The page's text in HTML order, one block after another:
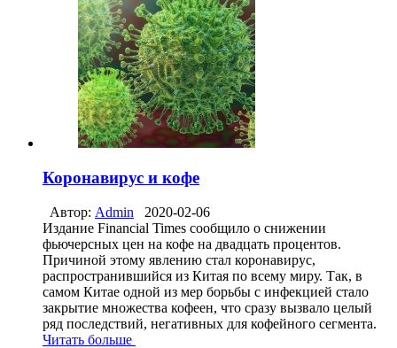
Коронавирус и кофе
Автор: Admin
2020-02-06
Издание Financial Times сообщило о снижении
фьючерсных цен на кофе на двадцать процентов.
Причиной этому явлению стал коронавирус,
распространившийся из Китая по всему миру. Так, в
самом Китае одной из мер борьбы с инфекцией стало
закрытие множества кофеен, что сразу вызвало целый
ряд последствий, негативных для кофейного сегмента.
Читать больше